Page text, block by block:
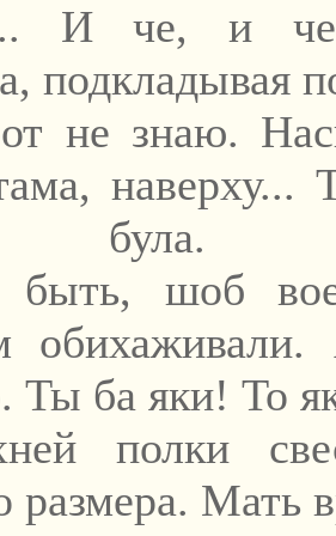
Иче, и че
подкладывая
не знаю.
, наверху...
була.
быть, шоб
Ты ба яки! То
полки
размера. Мать